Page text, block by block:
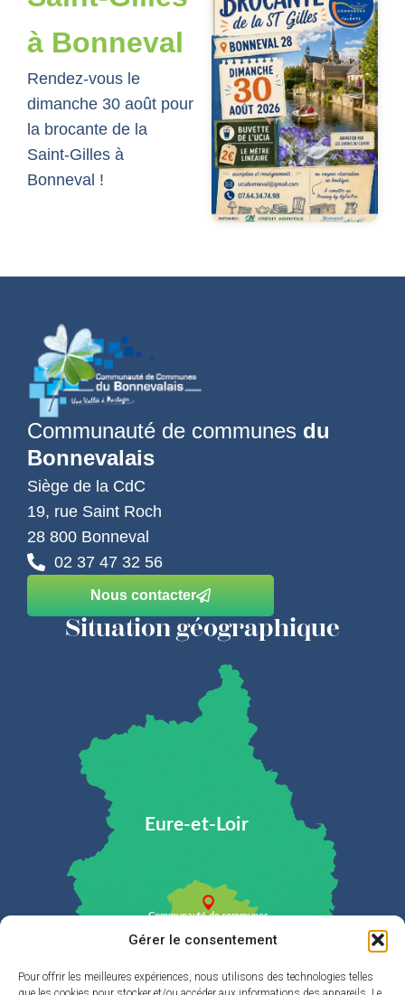
Gérer le consentement
Pour offrir les meilleures expériences, nous utilisons des technologies telles
à Bonneval
Rendez-vous le
dimanche 30 août pour
la brocante de la
Saint-Gilles à
Bonneval !
Communauté de communes du
Bonnevalais
Siège de la CdC
19, rue Saint Roch
28 800 Bonneval
02 37 47 32 56
Nous contacter
Situation géographique